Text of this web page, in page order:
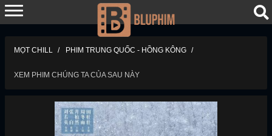
MỌT CHILL PHIM TRUNG QUỐC - HỒNG KÔNG
XEM PHIM CHÚNG TA CỦA SAU NÀY